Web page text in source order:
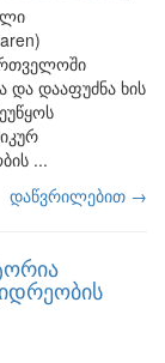
და დააფუძნა ხის
...
დაწვრილებით →